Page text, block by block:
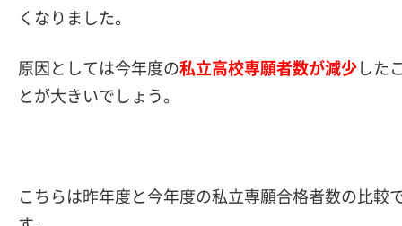
くなりました。
原因としては今年度の私立高校専願者数が減少 した
とが大きいでしょう。
こちらは昨年度と今年度の私立専願合格者数の比較